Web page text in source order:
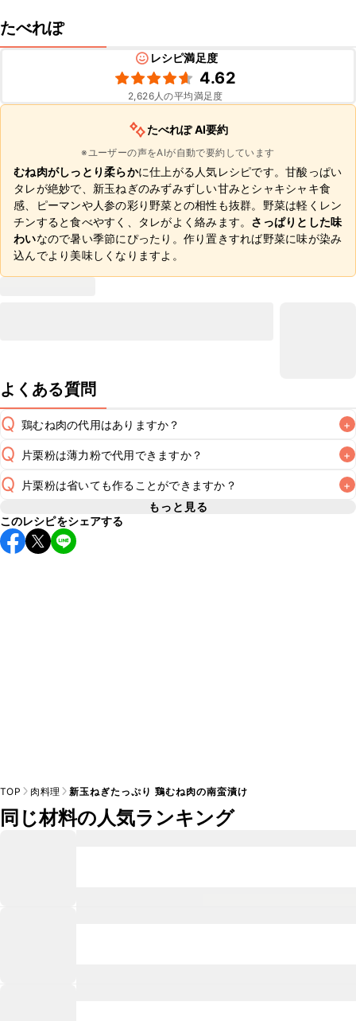
たべれぽ
レシピ満足度
4.62
2,626人の平均満足度
たべれぽ AI要約
※ユーザーの声をAIが自動で要約しています
むね肉がしっとり柔らかに仕上がる人気レシピです。甘酸っぱい
タレが絶妙で、新玉ねぎのみずみずしい甘みとシャキシャキ食
感、ピーマンや人参の彩り野菜との相性も抜群。野菜は軽くレン
チンすると食べやすく、タレがよく絡みます。 さっぱりとした味
わいなので暑い季節にぴったり。作り置きすれば野菜に味が染み
込んでより美味しくなりますよ。
よくある質問
Q 鶏むね肉の代用はありますか？ +
A
Q 片栗粉は薄力粉で代用できますか？ +
A
Q 片栗粉は省いても作ることができますか？ +
A
片栗粉は省いてもお作りいただけます。片栗粉をまぶすこと
でしっとりと柔らかな食感に仕上がり、甘酢が絡みやすくな
もっと見る
このレシピをシェアする
TOP 肉料理 新玉ねぎたっぷり 鶏むね肉の南蛮漬け
同じ材料の人気ランキング